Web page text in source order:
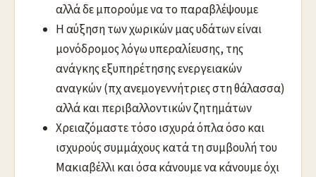
αλλά δε μπορούμε να το παραβλέψουμε
Η αύξηση των χωρικών μας υδάτων είναι
μονόδρομος λόγω υπεραλίευσης, της
ανάγκης εξυπηρέτησης ενεργειακών
αναγκών (πχ ανεμογεννήτριες στη θάλασσα)
αλλά και περιβαλλοντικών ζητημάτων
Χρειαζόμαστε τόσο ισχυρά όπλα όσο και
ισχυρούς συμμάχους κατά τη συμβουλή του
Μακιαβέλλι και όσα κάνουμε να κάνουμε όχι